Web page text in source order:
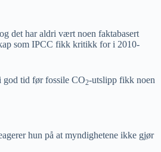
det har aldri vært noen faktabasert
som IPCC fikk kritikk for i 2010-
god tid før fossile CO2-utslipp fikk noen
hun på at myndighetene ikke gjør